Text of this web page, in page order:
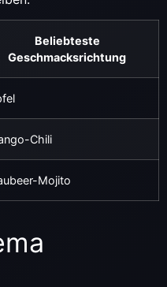
Beliebteste
Geschmacksrichtung
Chili
Mojito